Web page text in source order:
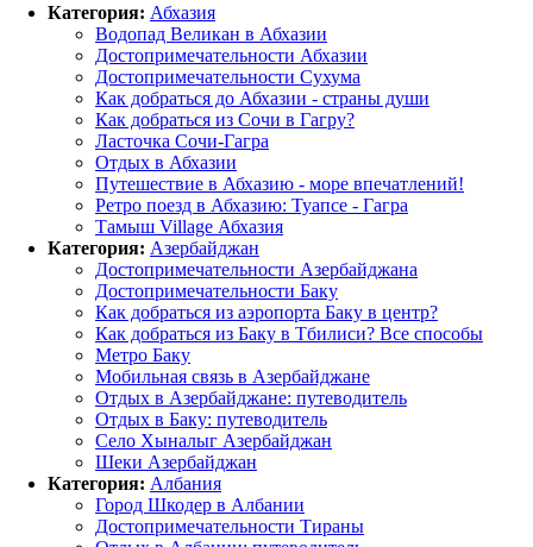
Категория: Абхазия
Водопад Великан в Абхазии
Достопримечательности Абхазии
Достопримечательности Сухума
Как добраться до Абхазии - страны души
Как добраться из Сочи в Гагру?
Ласточка Сочи-Гагра
Отдых в Абхазии
Путешествие в Абхазию - море впечатлений!
Ретро поезд в Абхазию: Туапсе - Гагра
Тамыш Village Абхазия
Категория: Азербайджан
Достопримечательности Азербайджана
Достопримечательности Баку
Как добраться из аэропорта Баку в центр?
Как добраться из Баку в Тбилиси? Все способы
Метро Баку
Мобильная связь в Азербайджане
Отдых в Азербайджане: путеводитель
Отдых в Баку: путеводитель
Село Хыналыг Азербайджан
Шеки Азербайджан
Категория: Албания
Город Шкодер в Албании
Достопримечательности Тираны